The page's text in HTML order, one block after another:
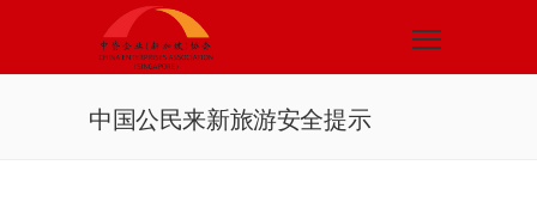
中国公民来新旅游安全提示